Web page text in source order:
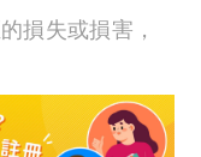
損失或損害，